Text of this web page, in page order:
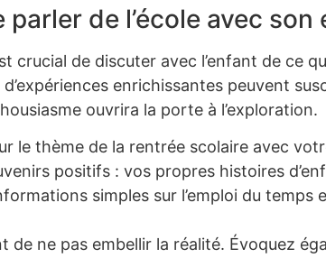
parler de l’école avec son
crucial de discuter avec l’enfant de ce
enrichissantes peuvent
ouvrira la porte à l’exploration.
le thème de la rentrée scolaire avec
positifs : vos propres histoires
simples sur l’emploi du
ne pas embellir la réalité. Évoquez